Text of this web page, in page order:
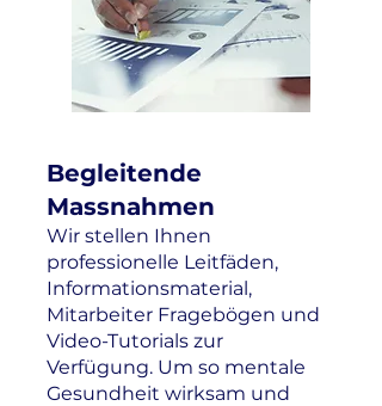
Begleitende
Massnahmen
Wir stellen Ihnen
professionelle Leitfäden,
Informationsmaterial,
Mitarbeiter Fragebögen und
Video-Tutorials zur
Verfügung. Um so mentale
Gesundheit wirksam und